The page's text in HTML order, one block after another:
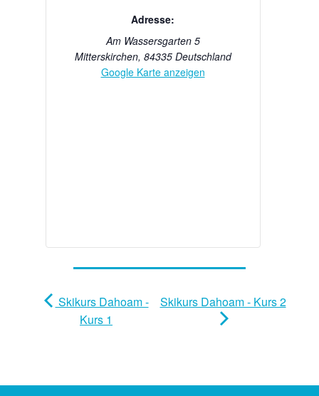
Adresse:
Am Wassersgarten 5
Mitterskirchen, 84335 Deutschland
Google Karte anzeigen
Skikurs Dahoam -
Kurs 1
Skikurs Dahoam - Kurs 2